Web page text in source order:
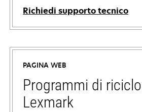
Richiedi supporto tecnico
si
apre
una
nuova
scheda
PAGINA WEB
Programmi di
Lexmark